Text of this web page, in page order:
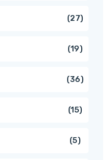
2727
1919
3636
1515
55